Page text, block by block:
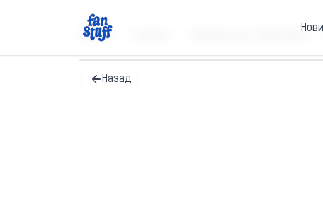
Главная
Назад